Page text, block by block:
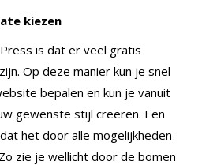
kiezen
is dat er veel gratis
Op deze manier kun je snel
bepalen en kun je vanuit
gewenste stijl creëren. Een
het door alle mogelijkheden
zie je wellicht door de bomen